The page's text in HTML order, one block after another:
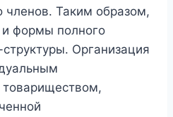
членов. Таким образом,
и формы полного
Организация